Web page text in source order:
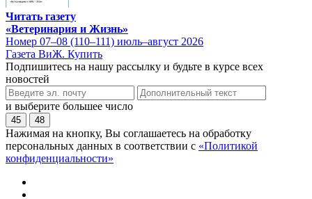
Читать газету
«Ветеринария и Жизнь»
Номер 07–08 (110–111) июль–август 2026
Газета ВиЖ. Купить
Подпишитесь на нашу рассылку и будьте в курсе всех
новостей
и выберите большее число
45 48
Нажимая на кнопку, Вы соглашаетесь на обработку
персональных данных в соответствии с «Политикой
конфиденциальности»